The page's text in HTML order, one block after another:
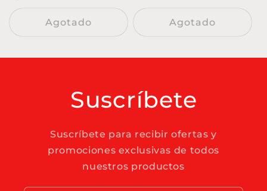
habitual
Agotado Agotado
Suscríbete
Suscríbete para recibir ofertas y
promociones exclusivas de todos
nuestros productos